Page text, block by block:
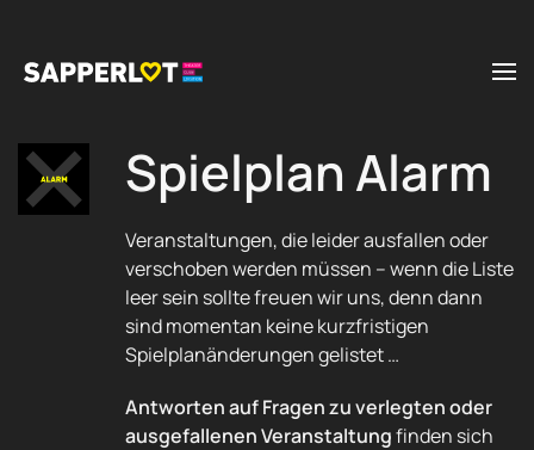
Zum Hauptinhalt springen
Spielplan Alarm
Veranstaltungen, die leider ausfallen oder
verschoben werden müssen – wenn die Liste
leer sein sollte freuen wir uns, denn dann
sind momentan keine kurzfristigen
Spielplanänderungen gelistet …
Antworten auf Fragen zu verlegten oder
ausgefallenen Veranstaltungfinden sich